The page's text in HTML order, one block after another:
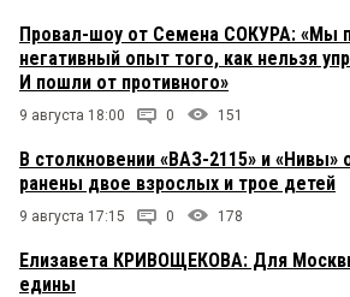
Провал-шоу от Семена СОКУРА: «Мы
негативный опыт того, как нельзя
И пошли от противного»
9 августа 18:00 0 151
В столкновении «ВАЗ-2115» и «Нивы»
ранены двое взрослых и трое детей
9 августа 17:15 0 178
Елизавета КРИВОЩЕКОВА: Для
едины